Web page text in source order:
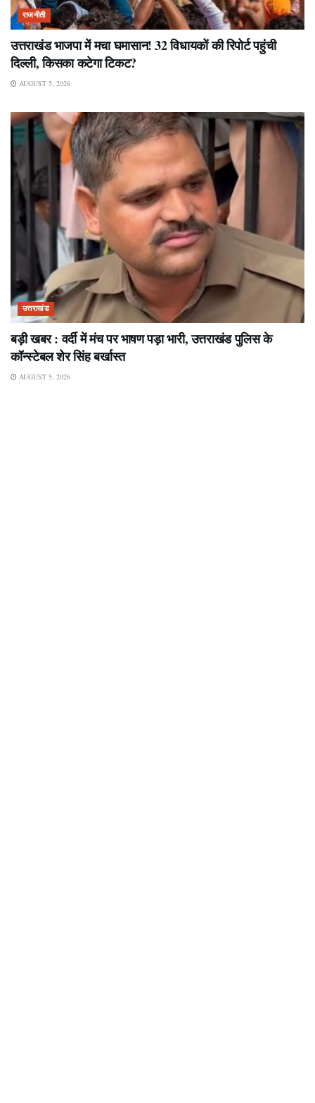
राजनीती
उत्तराखंड भाजपा में मचा घमासान! 32 विधायकों की रिपोर्ट पहुंची
दिल्ली, किसका कटेगा टिकट?
AUGUST 5, 2026
उत्तराखंड
बड़ी खबर : वर्दी में मंच पर भाषण पड़ा भारी, उत्तराखंड पुलिस के
कॉन्स्टेबल शेर सिंह बर्खास्त
AUGUST 5, 2026